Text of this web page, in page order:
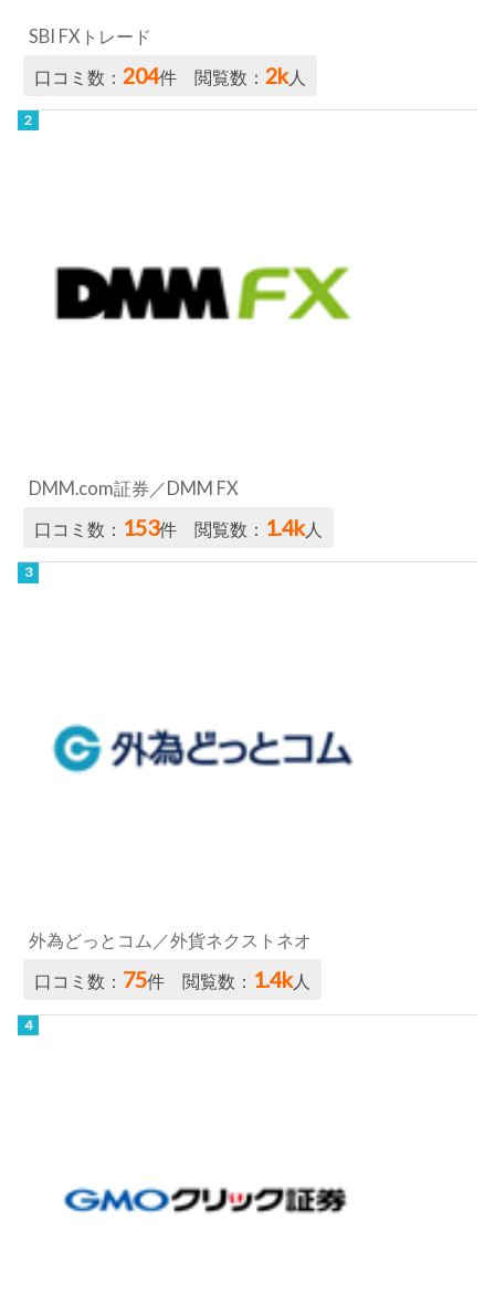
SBI FXトレード
口コミ数：204件 閲覧数：2k人
DMM.com証券／DMM FX
口コミ数： 153件 閲覧数： 1.4k人
外為どっとコム／外貨ネクストネオ
口コミ数： 75件 閲覧数： 1.4k人